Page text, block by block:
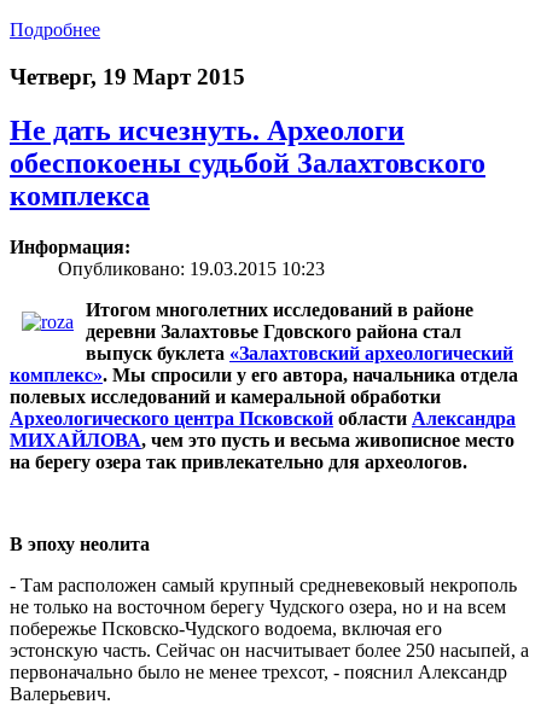
Подробнее
Четверг, 19 Март 2015
Не дать исчезнуть. Археологи
обеспокоены судьбой Залахтовского
комплекса
Информация:
Опубликовано: 19.03.2015 10:23
Итогом многолетних исследований в районе
деревни Залахтовье Гдовского района стал
выпуск буклета «Залахтовский археологический
комплекс». Мы спросили у его автора, начальника отдела
полевых исследований и камеральной обработки
Археологического центра Псковской области Александра
МИХАЙЛОВА, чем это пусть и весьма живописное место
на берегу озера так привлекательно для археологов.
В эпоху неолита
- Там расположен самый крупный средневековый некрополь
не только на восточном берегу Чудского озера, но и на всем
побережье Псковско-Чудского водоема, включая его
эстонскую часть. Сейчас он насчитывает более 250 насыпей, а
первоначально было не менее трехсот, - пояснил Александр
Валерьевич.